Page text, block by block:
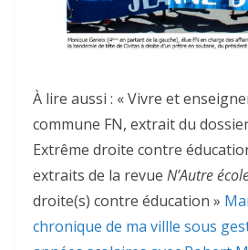
À lire aussi : « Vivre et
commune FN, extrait du
Extrême droite contre
extraits de la revue N’Autre
droite(s) contre éducation »
chronique de ma villle sous